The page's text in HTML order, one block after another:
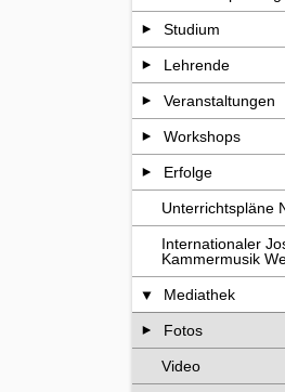
Studium
Lehrende
Veranstaltungen
Workshops
Erfolge
Unterrichtspläne
Internationaler
Kammermusik
Mediathek
Fotos
Video